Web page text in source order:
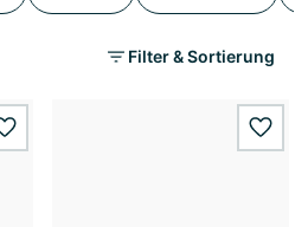
Filter & Sortierung
wishlist.add